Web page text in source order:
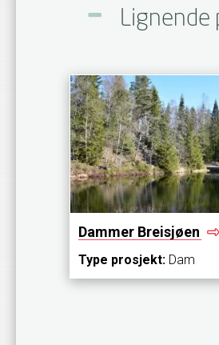
Lignende
Dammer Breisjøen
Type prosjekt: Dam